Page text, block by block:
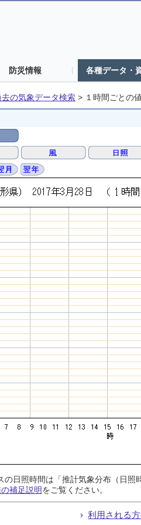
防災情報 各種データ・
去の気象データ検索 > １時間ごとの
の日照時間は「推計気象分布（日
補足説明をご覧ください。
利用される